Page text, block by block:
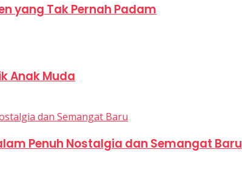
yang Tak Pernah Padam
Anak Muda
Penuh Nostalgia dan Semangat Baru